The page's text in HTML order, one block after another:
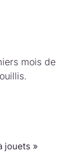
mois de
jouets »